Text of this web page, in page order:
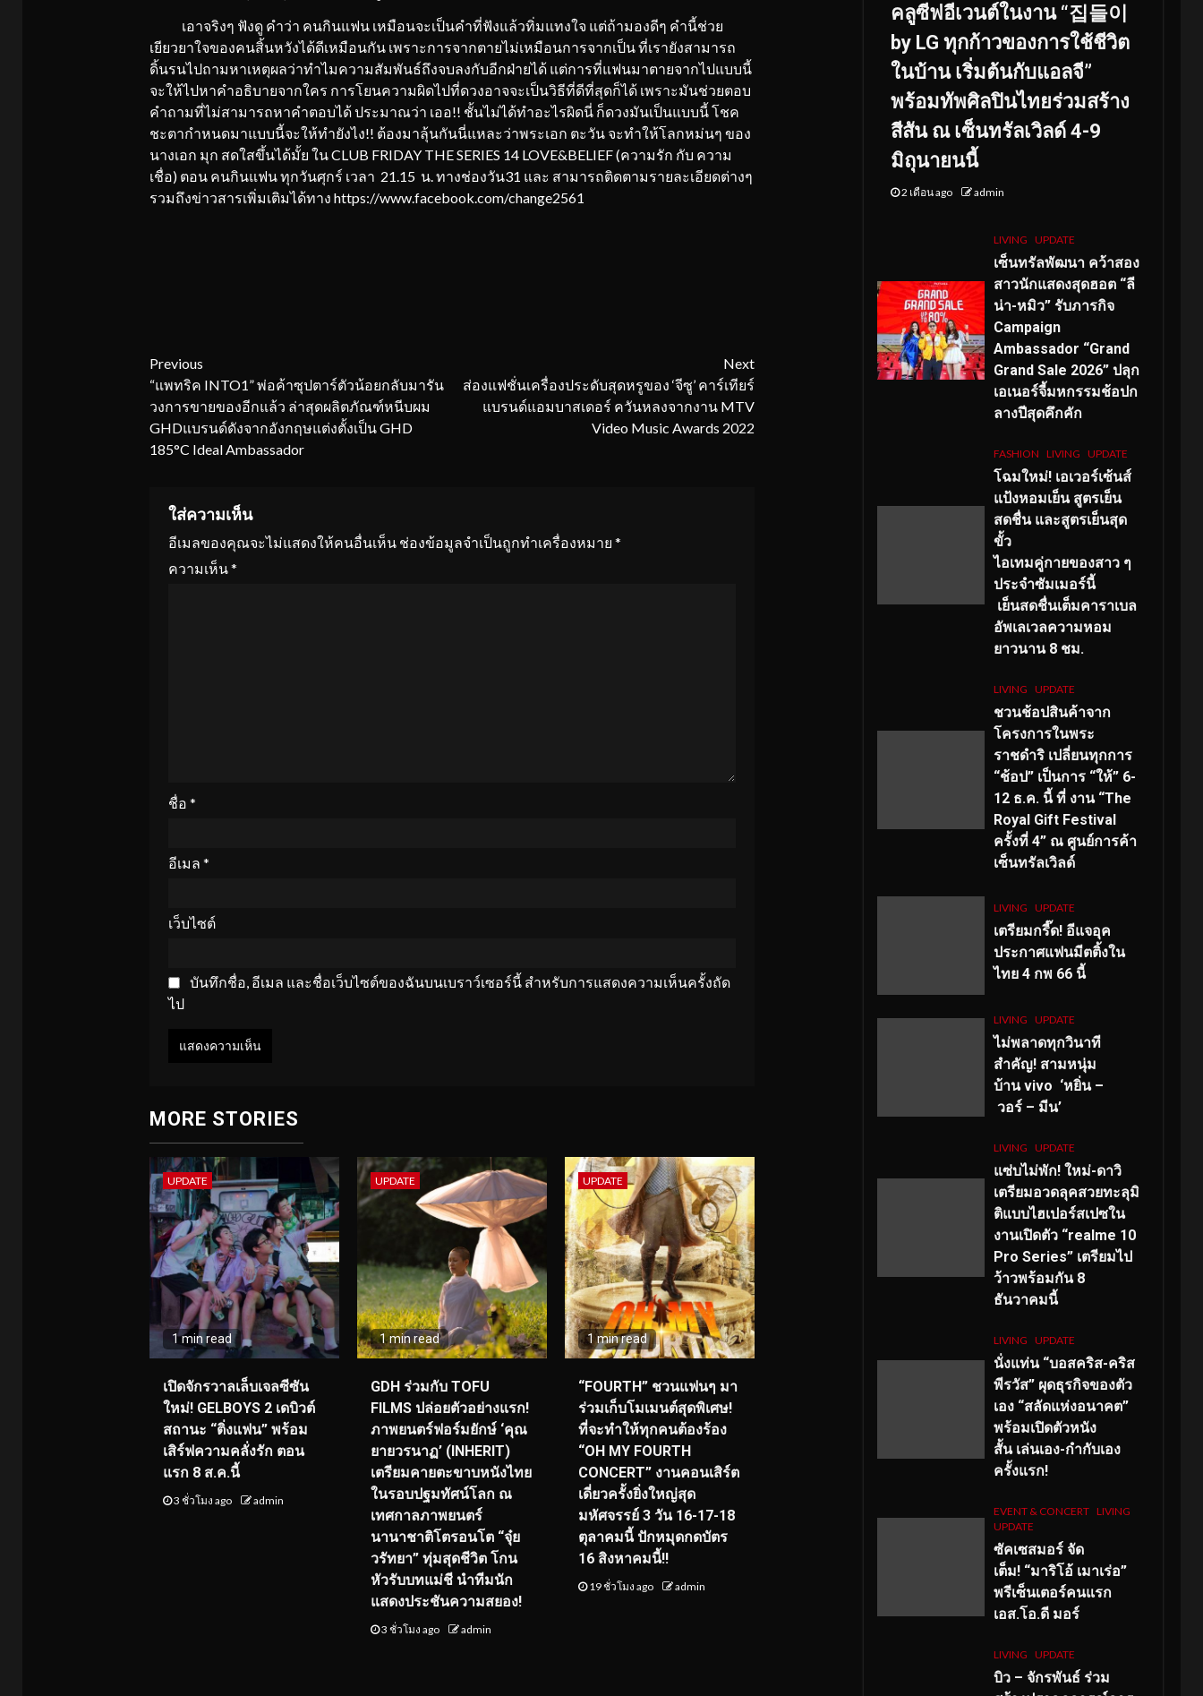
เอาจริงๆ ฟังดู คำว่า คนกินแฟน เหมือนจะเป็นคำที่ฟังแล้วทิ่มแทงใจ แต่ถ้ามองดีๆ คำนี้ช่วย
เยียวยาใจของคนสิ้นหวังได้ดีเหมือนกัน เพราะการจากตายไม่เหมือนการจากเป็น ที่เรายังสามารถ
ดิ้นรนไปถามหาเหตุผลว่าทำไมความสัมพันธ์ถึงจบลงกับอีกฝ่ายได้ แต่การที่แฟนมาตายจากไปแบบนี้
จะให้ไปหาคำอธิบายจากใคร การโยนความผิดไปที่ดวงอาจจะเป็นวิธีที่ดีที่สุดก็ได้ เพราะมันช่วยตอบ
คำถามที่ไม่สามารถหาคำตอบได้ ประมาณว่า เออ!! ชั้นไม่ได้ทำอะไรผิดนี่ ก็ดวงมันเป็นแบบนี้ โชค
ชะตากำหนดมาแบบนี้จะให้ทำยังไง!! ต้องมาลุ้นกันนี่แหละว่าพระเอก ตะวัน จะทำให้โลกหม่นๆ ของ
นางเอก มุก สดใสขึ้นได้มั้ย ใน CLUB FRIDAY THE SERIES 14 LOVE&BELIEF (ความรัก กับ ความ
เชื่อ) ตอน คนกินแฟน ทุกวันศุกร์ เวลา 21.15 น. ทางช่องวัน31 และ สามารถติดตามรายละเอียดต่างๆ
รวมถึงข่าวสารเพิ่มเติมได้ทาง https://www.facebook.com/change2561
Continue
Reading
Previous
“แพทริค INTO1” พ่อค้าซุปตาร์ตัวน้อยกลับมารัน
วงการขายของอีกแล้ว ล่าสุดผลิตภัณฑ์หนีบผม
GHDแบรนด์ดังจากอังกฤษแต่งตั้งเป็น GHD
185°C Ideal Ambassador
Next
ส่องแฟชั่นเครื่องประดับสุดหรูของ ‘จีซู’ คาร์เทียร์
แบรนด์แอมบาสเดอร์ ควันหลงจากงาน MTV
Video Music Awards 2022
ใส่ความเห็น
อีเมลของคุณจะไม่แสดงให้คนอื่นเห็น ช่องข้อมูลจำเป็นถูกทำเครื่องหมาย *
ความเห็น*
ชื่อ *
อีเมล *
เว็บไซต์
บันทึกชื่อ, อีเมล และชื่อเว็บไซต์ของฉันบนเบราว์เซอร์นี้ สำหรับการแสดงความเห็นครั้งถัด
ไป
MORE STORIES
UPDATE
1 min read
เปิดจักรวาลเล็บเจลซีซัน
ใหม่! GELBOYS 2 เดบิวต์
สถานะ “ติ่งแฟน” พร้อม
เสิร์ฟความคลั่งรัก ตอน
แรก 8 ส.ค.นี้
3 ชั่วโมง ago admin
UPDATE
1 min read
GDH ร่วมกับ TOFU
FILMS ปล่อยตัวอย่างแรก!
ภาพยนตร์ฟอร์มยักษ์ ‘คุณ
ยายวรนาฏ’ (INHERIT)
เตรียมคายตะขาบหนังไทย
ในรอบปฐมทัศน์โลก ณ
เทศกาลภาพยนตร์
นานาชาติโตรอนโต “จุ๋ย
วรัทยา” ทุ่มสุดชีวิต โกน
หัวรับบทแม่ชี นำทีมนัก
แสดงประชันความสยอง!
3 ชั่วโมง ago admin
UPDATE
1 min read
“FOURTH” ชวนแฟนๆ มา
ร่วมเก็บโมเมนต์สุดพิเศษ!
ที่จะทำให้ทุกคนต้องร้อง
“OH MY FOURTH
CONCERT” งานคอนเสิร์ต
เดี่ยวครั้งยิ่งใหญ่สุด
มหัศจรรย์ 3 วัน 16-17-18
ตุลาคมนี้ ปักหมุดกดบัตร
16 สิงหาคมนี้!!
19 ชั่วโมง ago admin
คลูซีฟอีเวนต์ในงาน “집들이
by LG ทุกก้าวของการใช้ชีวิต
ในบ้าน เริ่มต้นกับแอลจี”
พร้อมทัพศิลปินไทยร่วมสร้าง
สีสัน ณ เซ็นทรัลเวิลด์ 4-9
มิถุนายนนี้
2 เดือน ago admin
LIVING UPDATE
เซ็นทรัลพัฒนา คว้าสอง
สาวนักแสดงสุดฮอต “ลี
น่า-หมิว” รับภารกิจ
Campaign
Ambassador “Grand
Grand Sale 2026” ปลุก
เอเนอร์จี้มหกรรมช้อปก
ลางปีสุดคึกคัก
FASHION LIVING UPDATE
โฉมใหม่! เอเวอร์เซ้นส์
แป้งหอมเย็น สูตรเย็น
สดชื่น และสูตรเย็นสุด
ขั้ว
ไอเทมคู่กายของสาว ๆ
ประจำซัมเมอร์นี้
เย็นสดชื่นเต็มคาราเบล
อัพเลเวลความหอม
ยาวนาน 8 ชม.
LIVING UPDATE
ชวนช้อปสินค้าจาก
โครงการในพระ
ราชดำริ เปลี่ยนทุกการ
“ช้อป” เป็นการ “ให้” 6-
12 ธ.ค. นี้ ที่ งาน “The
Royal Gift Festival
ครั้งที่ 4” ณ ศูนย์การค้า
เซ็นทรัลเวิลด์
LIVING UPDATE
เตรียมกรี๊ด! อีแจอุค
ประกาศแฟนมีตติ้งใน
ไทย 4 กพ 66 นี้
LIVING UPDATE
ไม่พลาดทุกวินาที
สำคัญ! สามหนุ่ม
บ้าน vivo ‘หยิ่น –
วอร์ – มีน’
LIVING UPDATE
แซ่บไม่พัก! ใหม่-ดาวิ
เตรียมอวดลุคสวยทะลุมิ
ติแบบไฮเปอร์สเปซใน
งานเปิดตัว “realme 10
Pro Series” เตรียมไป
ว้าวพร้อมกัน 8
ธันวาคมนี้
LIVING UPDATE
นั่งแท่น “บอสคริส-คริส
พีรวัส” ผุดธุรกิจของตัว
เอง “สลัดแห่งอนาคต”
พร้อมเปิดตัวหนัง
สั้น เล่นเอง-กำกับเอง
ครั้งแรก!
EVENT & CONCERT LIVING
UPDATE
ซัคเซสมอร์ จัด
เต็ม! “มาริโอ้ เมาเร่อ”
พรีเซ็นเตอร์คนแรก
เอส.โอ.ดี มอร์
LIVING UPDATE
บิว – จักรพันธ์ ร่วม